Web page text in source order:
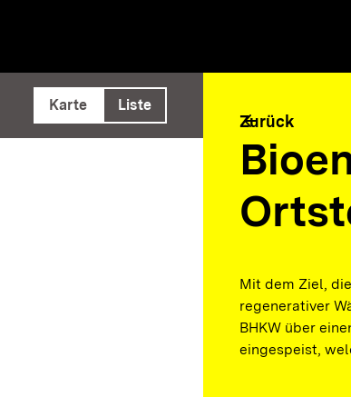
ausführen
Karte Liste
arrow_back
Zurück
Mit dem Ziel,
regenerativer
BHKW über
eingespeist,